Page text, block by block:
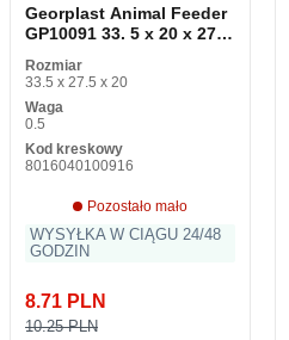
Georplast Animal Feeder
GP10091 33. 5 x 20 x 27. 5
Rozmiar
33.5 x 27.5 x 20
Waga
0.5
Kod kreskowy
8016040100916
Pozostało mało
WYSYŁKA W CIĄGU 24/48
GODZIN
8.71 PLN
10.25 PLN